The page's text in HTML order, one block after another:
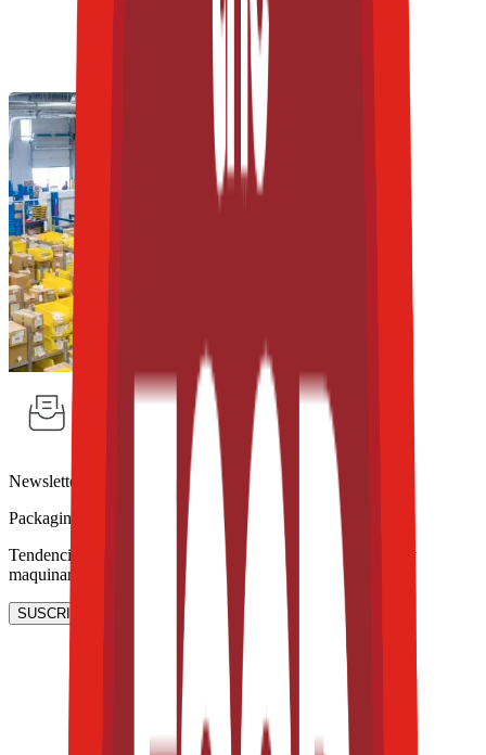
Newsletter
Packaging, envasado y procesamiento
Tendencias en materiales sostenibles, diseño de empaques y
maquinaria para envasado.
SUSCRIBIRME AHORA